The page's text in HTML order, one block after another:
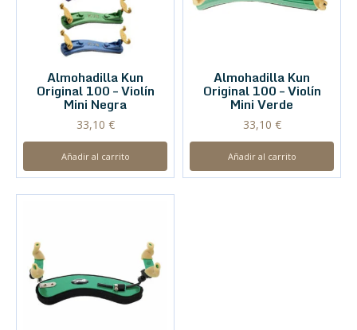
Almohadilla Kun
Original 100 – Violín
Mini Negra
33,10 €
Añadir al carrito
Almohadilla Kun
Original 100 – Violín
Mini Verde
33,10 €
Añadir al carrito